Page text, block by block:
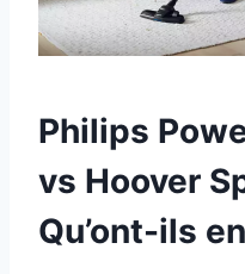
Philips
vs Hoover
Qu’ont-ils